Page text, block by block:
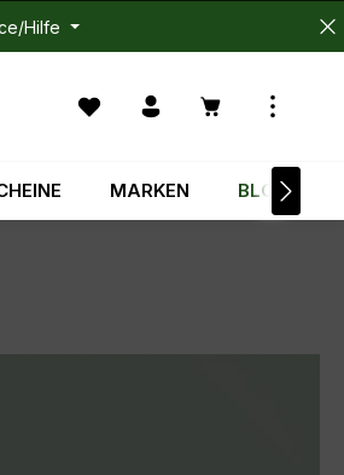
Hilfe
Du hast 0 Produkte auf dem
Warenkorb
MARKEN BLOG